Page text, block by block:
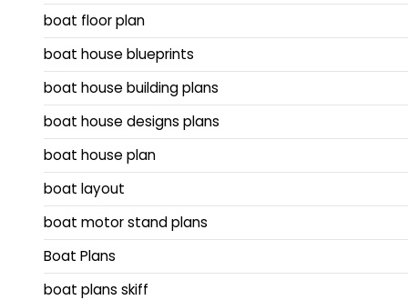
boat floor plan
boat house blueprints
boat house building plans
boat house designs plans
boat house plan
boat layout
boat motor stand plans
Boat Plans
boat plans skiff